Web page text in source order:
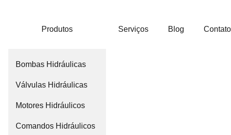
Produtos
Bombas Hidráulicas
Válvulas Hidráulicas
Motores Hidráulicos
Comandos Hidráulicos
Serviços Blog Contato